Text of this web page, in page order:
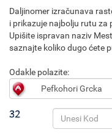
Daljinomer izračunava
i prikazuje najbolju rutu za
Upišite ispravan naziv
saznajte koliko dugo ćete
Odakle polazite: